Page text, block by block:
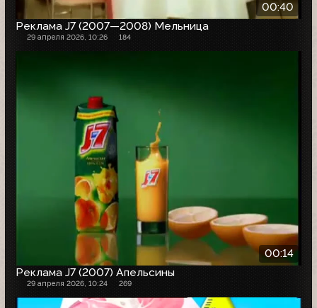
00:40
Реклама J7 (2007—2008) Мельница
29 апреля 2026, 10:26 184
00:14
Реклама J7 (2007) Апельсины
29 апреля 2026, 10:24 269